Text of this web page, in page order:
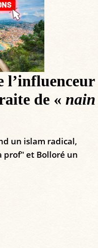
l’influenceur
de « nain
un islam radical,
prof" et Bolloré un